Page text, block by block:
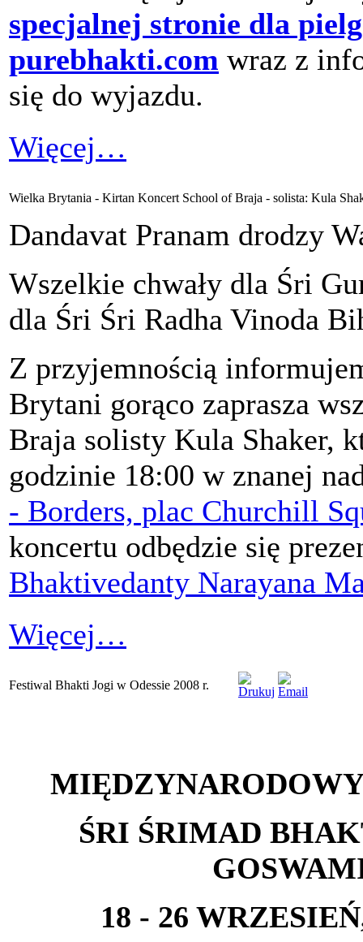
specjalnej stronie dla
purebhakti.com wraz z
się do wyjazdu.
Więcej…
Wielka Brytania - Kirtan Koncert School of Braja - solista: Kula
Dandavat Pranam drodzy
Wszelkie chwały dla Śri
dla Śri Śri Radha Vinoda
Z przyjemnością
Brytani gorąco zaprasza
Braja solisty Kula Shaker,
godzinie 18:00 w znanej
- Borders, plac Churchill
koncertu odbędzie się
Bhaktivedanty Narayana
Więcej…
Festiwal Bhakti Jogi w Odessie 2008 r.
ŚRI ŚRIMAD
18 - 26